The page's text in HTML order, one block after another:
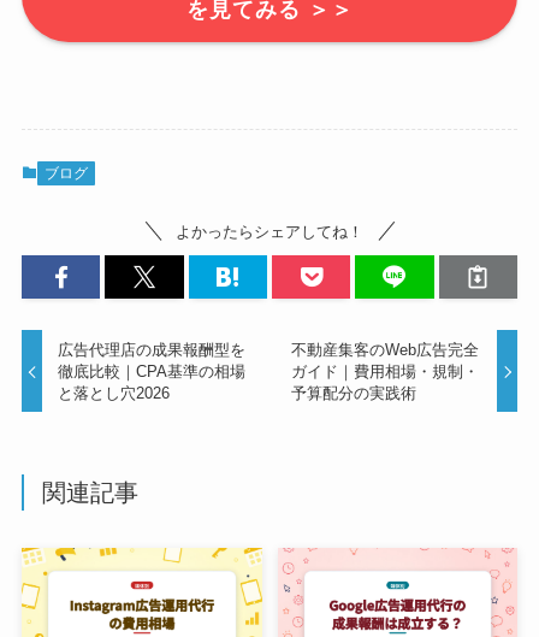
を見てみる ＞＞
ブログ
よかったらシェアしてね！
広告代理店の成果報酬型を
徹底比較｜CPA基準の相場
と落とし穴2026
不動産集客のWeb広告完全
ガイド｜費用相場・規制・
予算配分の実践術
関連記事